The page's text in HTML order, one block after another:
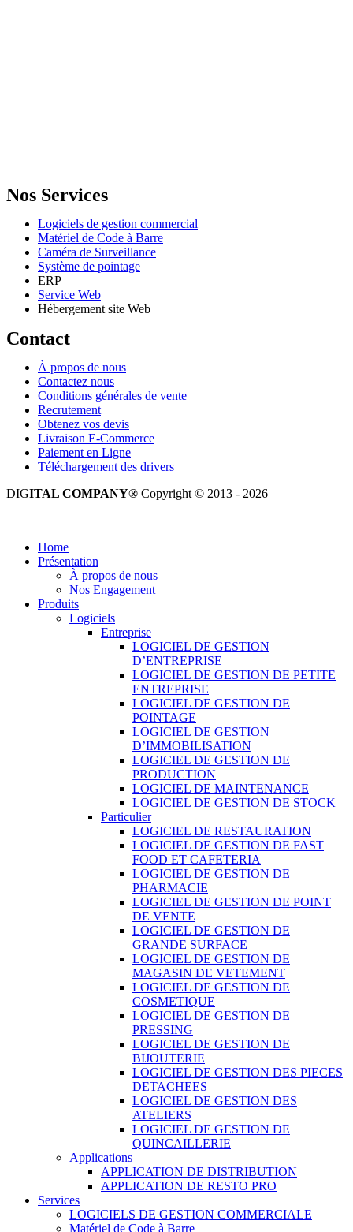
Nos Services
Logiciels de gestion commercial
Matériel de Code à Barre
Caméra de Surveillance
Système de pointage
ERP
Service Web
Hébergement site Web
Contact
À propos de nous
Contactez nous
Conditions générales de vente
Recrutement
Obtenez vos devis
Livraison E-Commerce
Paiement en Ligne
Téléchargement des drivers
DIGITAL COMPANY® Copyright © 2013 - 2026
Home
Présentation
À propos de nous
Nos Engagement
Produits
Logiciels
Entreprise
LOGICIEL DE GESTION
D’ENTREPRISE
LOGICIEL DE GESTION DE PETITE
ENTREPRISE
LOGICIEL DE GESTION DE
POINTAGE
LOGICIEL DE GESTION
D’IMMOBILISATION
LOGICIEL DE GESTION DE
PRODUCTION
LOGICIEL DE MAINTENANCE
LOGICIEL DE GESTION DE STOCK
Particulier
LOGICIEL DE RESTAURATION
LOGICIEL DE GESTION DE FAST
FOOD ET CAFETERIA
LOGICIEL DE GESTION DE
PHARMACIE
LOGICIEL DE GESTION DE POINT
DE VENTE
LOGICIEL DE GESTION DE
GRANDE SURFACE
LOGICIEL DE GESTION DE
MAGASIN DE VETEMENT
LOGICIEL DE GESTION DE
COSMETIQUE
LOGICIEL DE GESTION DE
PRESSING
LOGICIEL DE GESTION DE
BIJOUTERIE
LOGICIEL DE GESTION DES PIECES
DETACHEES
LOGICIEL DE GESTION DES
ATELIERS
LOGICIEL DE GESTION DE
QUINCAILLERIE
Applications
APPLICATION DE DISTRIBUTION
APPLICATION DE RESTO PRO
Services
LOGICIELS DE GESTION COMMERCIALE
Matériel de Code à Barre